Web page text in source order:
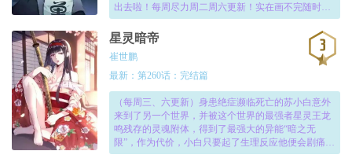
出去啦！每周尽力周二周六更新！实在画不完随时盯
着更新吧~作品群：595275406，595274283，3424991
02。目前官方群仅此三个，欢迎进群讨论~！
星灵暗帝
崔世鹏
最新：第260话：完结篇
（每周三、六更新）身患绝症濒临死亡的苏小白意外
来到了另一个世界，并被这个世界的最强者星灵王龙
鸣残存的灵魂附体，得到了最强大的异能“暗之无
限”，作为代价，小白只要起了生理反应他便会剧痛难
忍，生不如死。直到小白能找到谋害龙鸣的真凶，并